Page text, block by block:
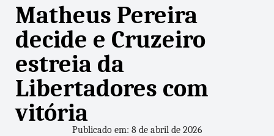
Matheus Pereira
decide e Cruzeiro
estreia da
Libertadores com
vitória
Publicado em: 8 de abril de 2026